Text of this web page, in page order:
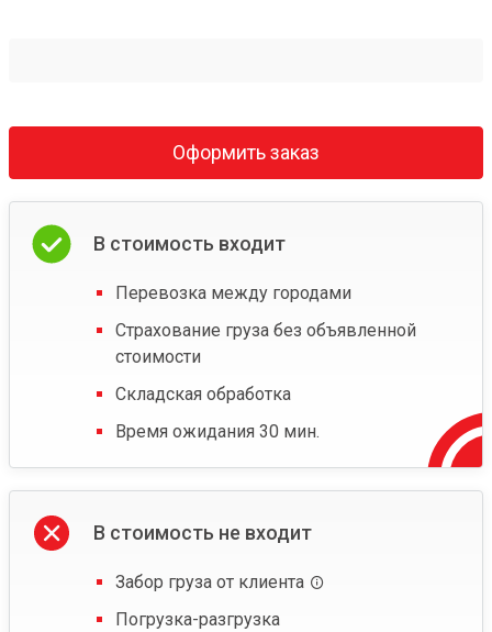
Оформить заказ
В стоимость входит
Перевозка между городами
Страхование груза без объявленной
стоимости
Складская обработка
Время ожидания 30 мин.
В стоимость не входит
Забор груза от клиента
Погрузка-разгрузка